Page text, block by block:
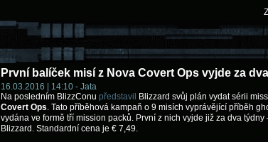
První balíček misí z Nova Covert Ops vyjde za
16.03.2016 | 14:10 - Jata
Na posledním BlizzConu představil Blizzard svůj plán vydat sérii
Covert Ops. Tato příběhová kampaň o 9 misích vyprávějící příběh
vydána ve formě tří mission packů. První z nich vyjde již za dva týdny
Blizzard. Standardní cena je € 7,49.